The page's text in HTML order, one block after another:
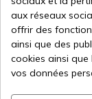
aux réseaux
offrir des
ainsi que des
cookies ainsi
vos données